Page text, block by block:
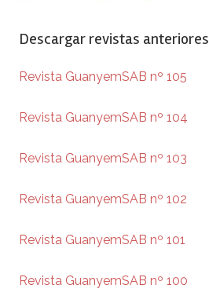
Descargar revistas anteriores
Revista GuanyemSAB nº 105
Revista GuanyemSAB nº 104
Revista GuanyemSAB nº 103
Revista GuanyemSAB nº 102
Revista GuanyemSAB nº 101
Revista GuanyemSAB nº 100